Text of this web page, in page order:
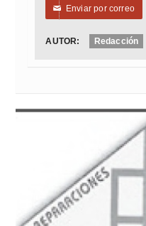
✉ Enviar por correo
AUTOR: Redacción